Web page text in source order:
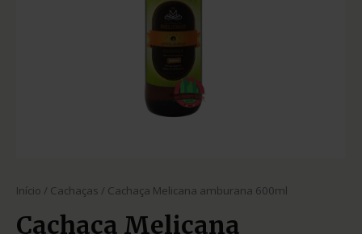
Início / Cachaças / Cachaça Melicana amburana 600ml
Cachaça Melicana